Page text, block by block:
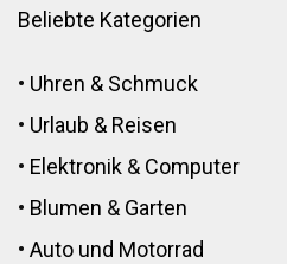
Beliebte Kategorien
• Uhren & Schmuck
• Urlaub & Reisen
• Elektronik & Computer
• Blumen & Garten
• Auto und Motorrad